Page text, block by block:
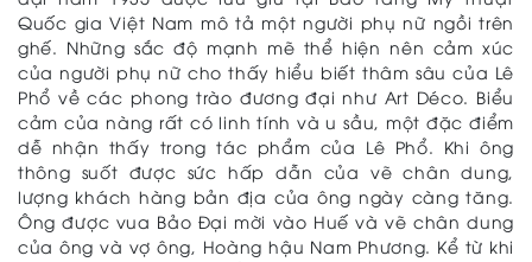
Quốc gia Việt Nam mô tả một người phụ nữ ngồi trên
ghế. Những sắc độ mạnh mẽ thể hiện nên cảm xúc
của người phụ nữ cho thấy hiểu biết thâm sâu của Lê
Phổ về các phong trào đương đại như Art Déco. Biểu
cảm của nàng rất có linh tính và u sầu, một đặc điểm
dễ nhận thấy trong tác phẩm của Lê Phổ. Khi ông
thông suốt được sức hấp dẫn của vẽ chân dung,
lượng khách hàng bản địa của ông ngày càng tăng.
Ông được vua Bảo Đại mời vào Huế và vẽ chân dung
của ông và vợ ông, Hoàng hậu Nam Phương. Kể từ khi